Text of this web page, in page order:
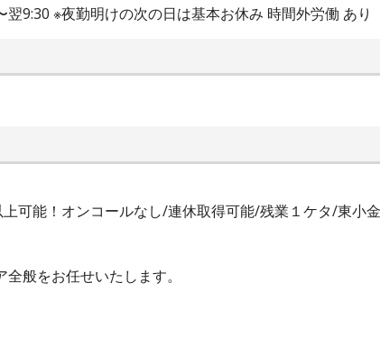
9:30 ※夜勤明けの次の日は基本お休み 時間外労働 あり
上可能！オンコールなし/連休取得可能/残業１ケタ/東小
般をお任せいたします。